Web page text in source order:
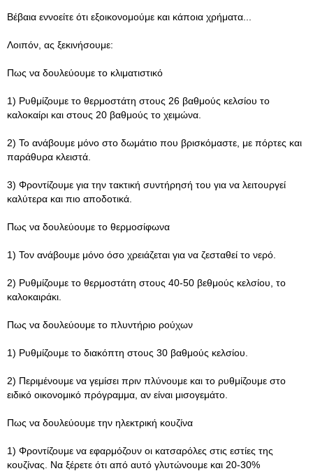
Βέβαια εννοείτε ότι εξοικονομούμε και κάποια χρήματα...
Λοιπόν, ας ξεκινήσουμε:
Πως να δουλεύουμε το κλιματιστικό
1) Ρυθμίζουμε το θερμοστάτη στους 26 βαθμούς κελσίου το
καλοκαίρι και στους 20 βαθμούς το χειμώνα.
2) Το ανάβουμε μόνο στο δωμάτιο που βρισκόμαστε, με πόρτες και
παράθυρα κλειστά.
3) Φροντίζουμε για την τακτική συντήρησή του για να λειτουργεί
καλύτερα και πιο αποδοτικά.
Πως να δουλεύουμε το θερμοσίφωνα
1) Τον ανάβουμε μόνο όσο χρειάζεται για να ζεσταθεί το νερό.
2) Ρυθμίζουμε το θερμοστάτη στους 40-50 βεθμούς κελσίου, το
καλοκαιράκι.
Πως να δουλεύουμε το πλυντήριο ρούχων
1) Ρυθμίζουμε το διακόπτη στους 30 βαθμούς κελσίου.
2) Περιμένουμε να γεμίσει πριν πλύνουμε και το ρυθμίζουμε στο
ειδικό οικονομικό πρόγραμμα, αν είναι μισογεμάτο.
Πως να δουλεύουμε την ηλεκτρική κουζίνα
1) Φροντίζουμε να εφαρμόζουν οι κατσαρόλες στις εστίες της
κουζίνας. Να ξέρετε ότι από αυτό γλυτώνουμε και 20-30%